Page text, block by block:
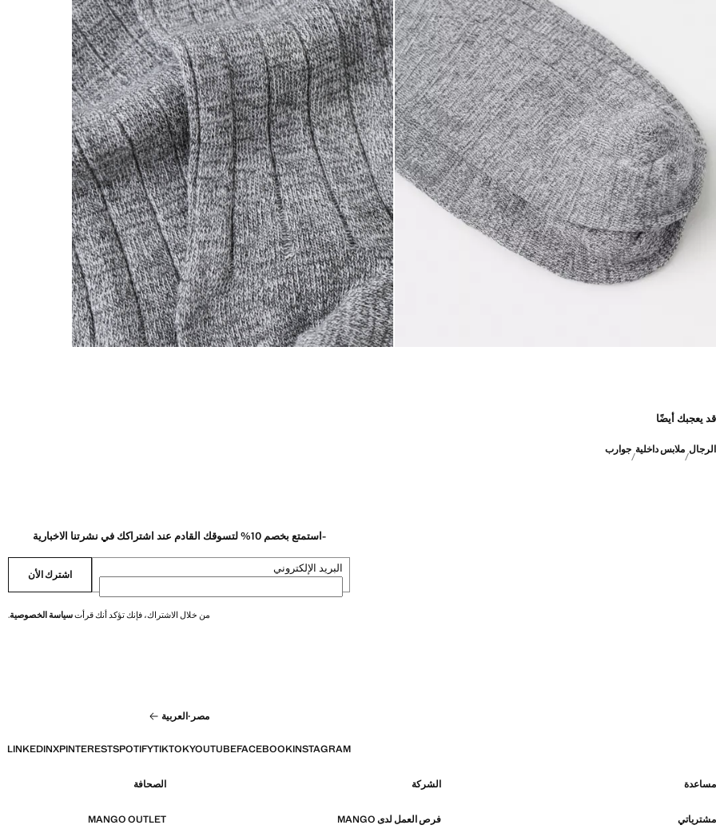
قد يعجبك أيضًا
الرجال ملابس داخلية جوارب
-استمتع بخصم 10% لتسوقك القادم عند اشتراكك في نشرتنا الاخبارية
البريد الإلكتروني اشترك الأن
من خلال الاشتراك، فإنك تؤكد أنك قرأتسياسة الخصوصية.
مصر ·العربية
INSTAGRAM
FACEBOOK
YOUTUBE
TIKTOK
SPOTIFY
PINTEREST
X
LINKEDIN
مساعدة الشركة الصحافة
مشترياتي فرص العمل لدى MANGO MANGO OUTLET